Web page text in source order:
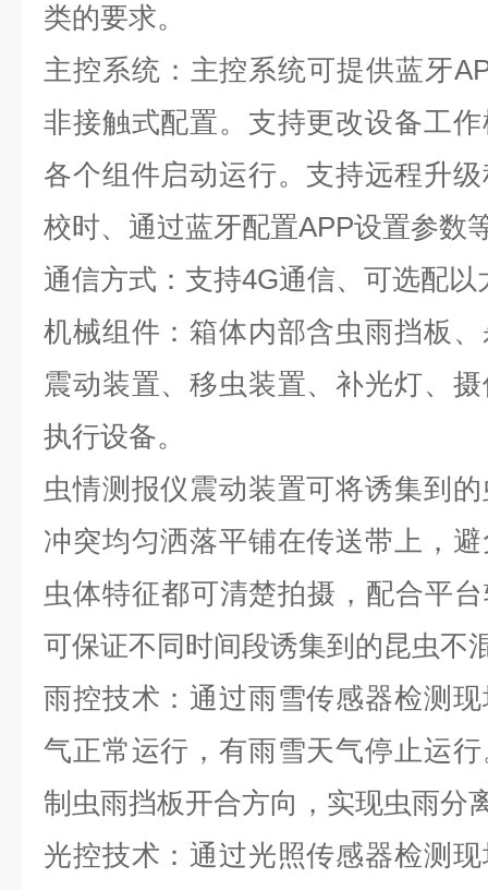
类的要求。
主控系统：主控系统可提供蓝牙
非接触式配置。支持更改设备工
各个组件启动运行。支持远程升
校时、通过蓝牙配置APP设置参数
通信方式：支持4G通信、可选配以
机械组件：箱体内部含虫雨挡板
震动装置、移虫装置、补光灯、
执行设备。
虫情测报仪震动装置可将诱集到
冲突均匀洒落平铺在传送带上，
虫体特征都可清楚拍摄，配合平
可保证不同时间段诱集到的昆虫不
雨控技术：通过雨雪传感器检测
气正常运行，有雨雪天气停止运
制虫雨挡板开合方向，实现虫雨分
光控技术：通过光照传感器检测